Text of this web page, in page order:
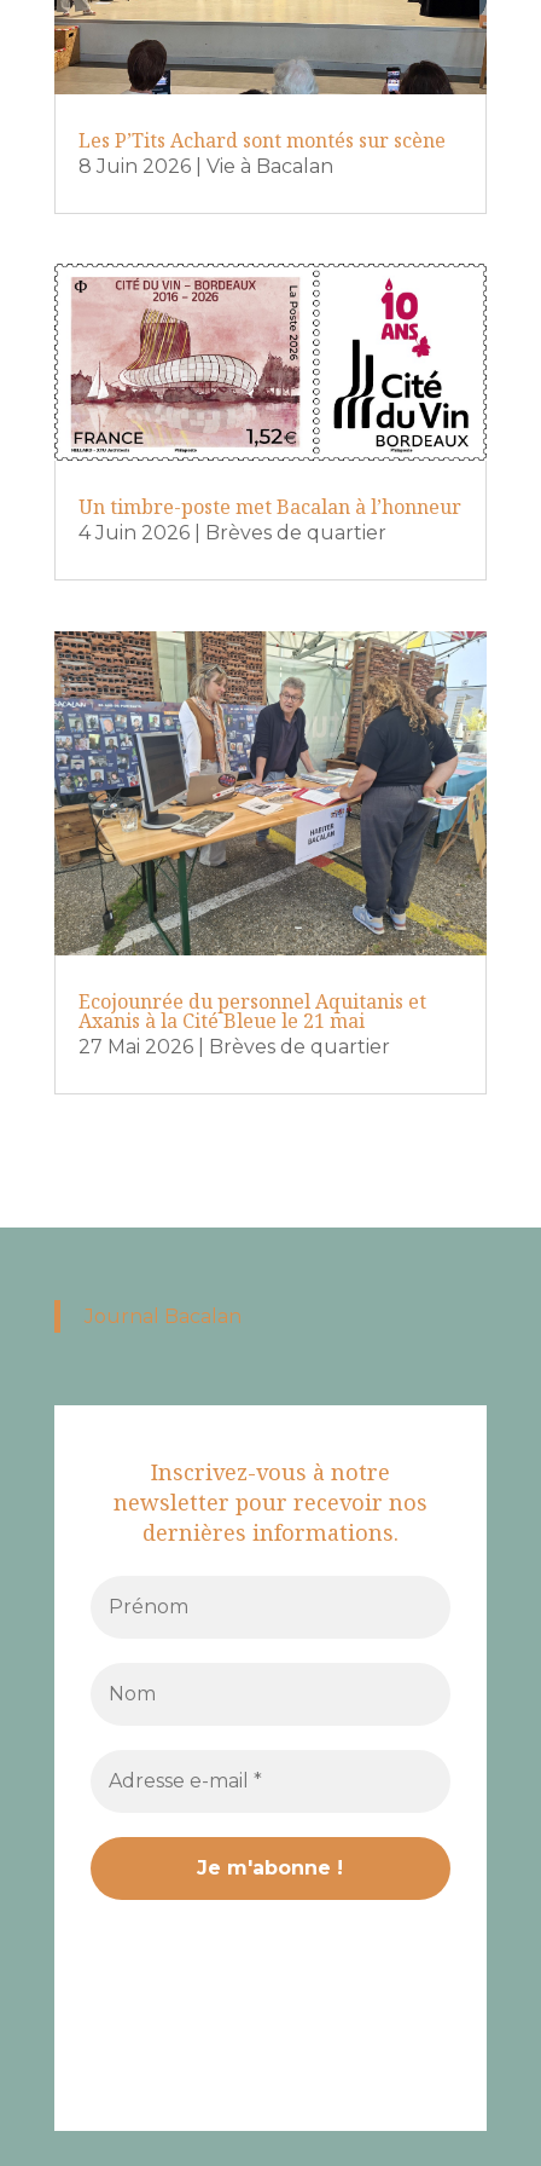
Les P’Tits Achard sont montés sur scène
8 Juin 2026| Vie à Bacalan
Un timbre-poste met Bacalan à l’honneur
4 Juin 2026| Brèves de quartier
Ecojounrée du personnel Aquitanis et
Axanis à la Cité Bleue le 21 mai
27 Mai 2026| Brèves de quartier
Journal Bacalan
Inscrivez-vous à notre
newsletter pour recevoir nos
dernières informations.